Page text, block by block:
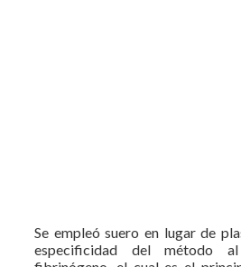
Se empleó suero en lugar de
especificidad del método